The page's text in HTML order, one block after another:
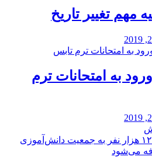
مهم تغییر تاریخ
به امتحانات ترم